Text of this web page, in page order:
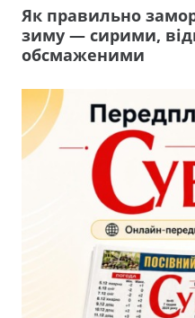
Як правильно
зиму — сирими,
обсмаженими